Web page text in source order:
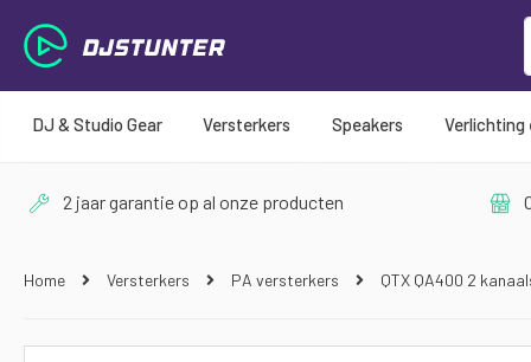
DJ & Studio Gear Versterkers Speakers
2 jaar garantie op al onze producten
Home Versterkers PA versterkers QTX QA400 2